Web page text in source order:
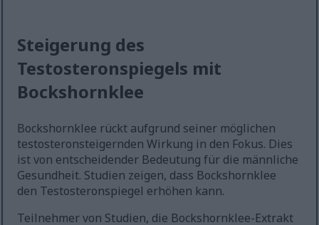
Steigerung des
Testosteronspiegels mit
Bockshornklee
Bockshornklee rückt aufgrund seiner möglichen
testosteronsteigernden Wirkung in den Fokus. Dies
ist von entscheidender Bedeutung für die männliche
Gesundheit. Studien zeigen, dass Bockshornklee
den Testosteronspiegel erhöhen kann.
Teilnehmer von Studien, die Bockshornklee-Extrakt